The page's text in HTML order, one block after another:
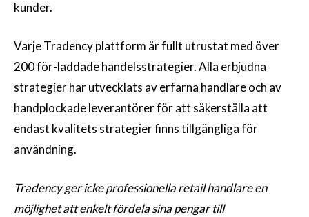
kunder.
Varje Tradency plattform är fullt utrustat med över
200 för-laddade handelsstrategier. Alla erbjudna
strategier har utvecklats av erfarna handlare och av
handplockade leverantörer för att säkerställa att
endast kvalitets strategier finns tillgängliga för
användning.
Tradency ger icke professionella retail handlare en
möjlighet att enkelt fördela sina pengar till